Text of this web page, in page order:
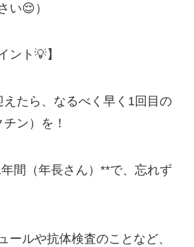
い😌）
ント💡】
たら、なるべく早く1回目の
ン）を！
間（年長さん）**で、忘れず
ールや抗体検査のことなど、